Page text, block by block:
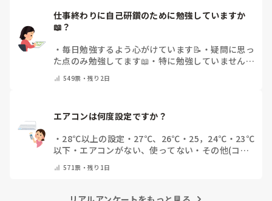
仕事終わりに自己研鑽のために勉強していますか
📖？
・ 毎日勉強するよう心がけています📝 ・疑問に思っ
た点のみ勉強してます📖 ・ 特に勉強していません・
549票・残り2日
エアコンは何度設定ですか？
・ 28℃以上の設定 ・ 27℃、26℃ ・ 25，24℃ ・ 23℃
以下 ・ エアコンがない、使ってない ・ その他(コメ
571票・残り1日